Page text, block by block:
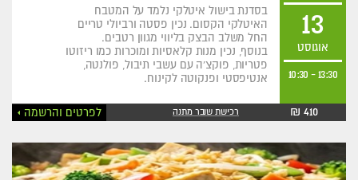
13
אוגוסט
13:30
-
10:30
בסדנת בישול איטלקי נלמד על המטבח
האיטלקי הקסום. נכין פסטה ורביולי טריים
החל משלב הבצק בליווי מגוון רטבים.
בנוסף, נכין מנות קלאסיות ומוכרות כמו ריזוטו
פטריות, פוקצ'ה עם עשבי תיבול, פולנטה,
אנטיפסטי ופנקוטה לקינוח.
410 ₪ רכישת שובר מתנה לפרטים והרשמה